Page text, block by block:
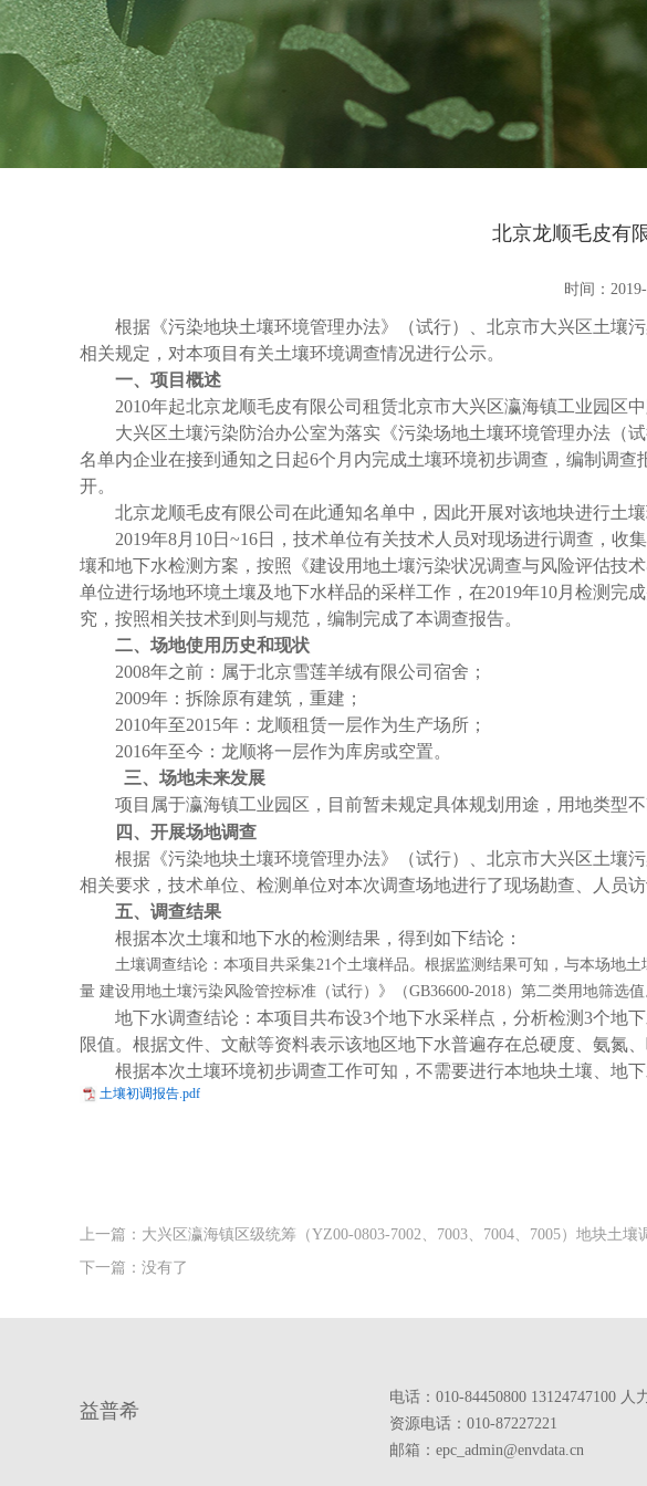
北京龙顺毛皮有
时间：
根据《污染地块土壤环境管理办法》（试行）、北京市大兴区土壤
相关规定，对本项目有关土壤环境调查情况进行公示。
一、项目概述
2010年起北京龙顺毛皮有限公司租赁北京市大兴区瀛海镇工业园区
大兴区土壤污染防治办公室为落实《污染场地土壤环境管理办法（
名单内企业在接到通知之日起6个月内完成土壤环境初步调查，编制调
开。
北京龙顺毛皮有限公司在此通知名单中，因此开展对该地块进行土壤
2019年8月10日~16日，技术单位有关技术人员对现场进行调查，收
壤和地下水检测方案，按照《建设用地土壤污染状况调查与风险评估技
单位进行场地环境土壤及地下水样品的采样工作，在2019年10月检测
究，按照相关技术到则与规范，编制完成了本调查报告。
二、场地使用历史和现状
2008年之前：属于北京雪莲羊绒有限公司宿舍；
2009年：拆除原有建筑，重建；
2010年至2015年：龙顺租赁一层作为生产场所；
2016年至今：龙顺将一层作为库房或空置。
三、场地未来发展
项目属于瀛海镇工业园区，目前暂未规定具体规划用途，用地类型不
四、开展场地调查
根据《污染地块土壤环境管理办法》（试行）、北京市大兴区土壤
相关要求，技术单位、检测单位对本次调查场地进行了现场勘查、人员
五、调查结果
根据本次土壤和地下水的检测结果，得到如下结论：
土壤调查结论：本项目共采集21个土壤样品。根据监测结果可知，与本场地
量 建设用地土壤污染风险管控标准（试行）》（GB36600-2018）第二类用地筛选值
地下水调查结论：本项目共布设3个地下水采样点，分析检测3个地下
限值。根据文件、文献等资料表示该地区地下水普遍存在总硬度、氨氮
根据本次土壤环境初步调查工作可知，不需要进行本地块土壤、地
土壤初调报告.pdf
上一篇：大兴区瀛海镇区级统筹（YZ00-0803-7002、7003、7004、7005）地块土壤
下一篇：没有了
益普希
电话：010-84450800 13124747100 人
资源电话：010-87227221
邮箱：epc_admin@envdata.cn